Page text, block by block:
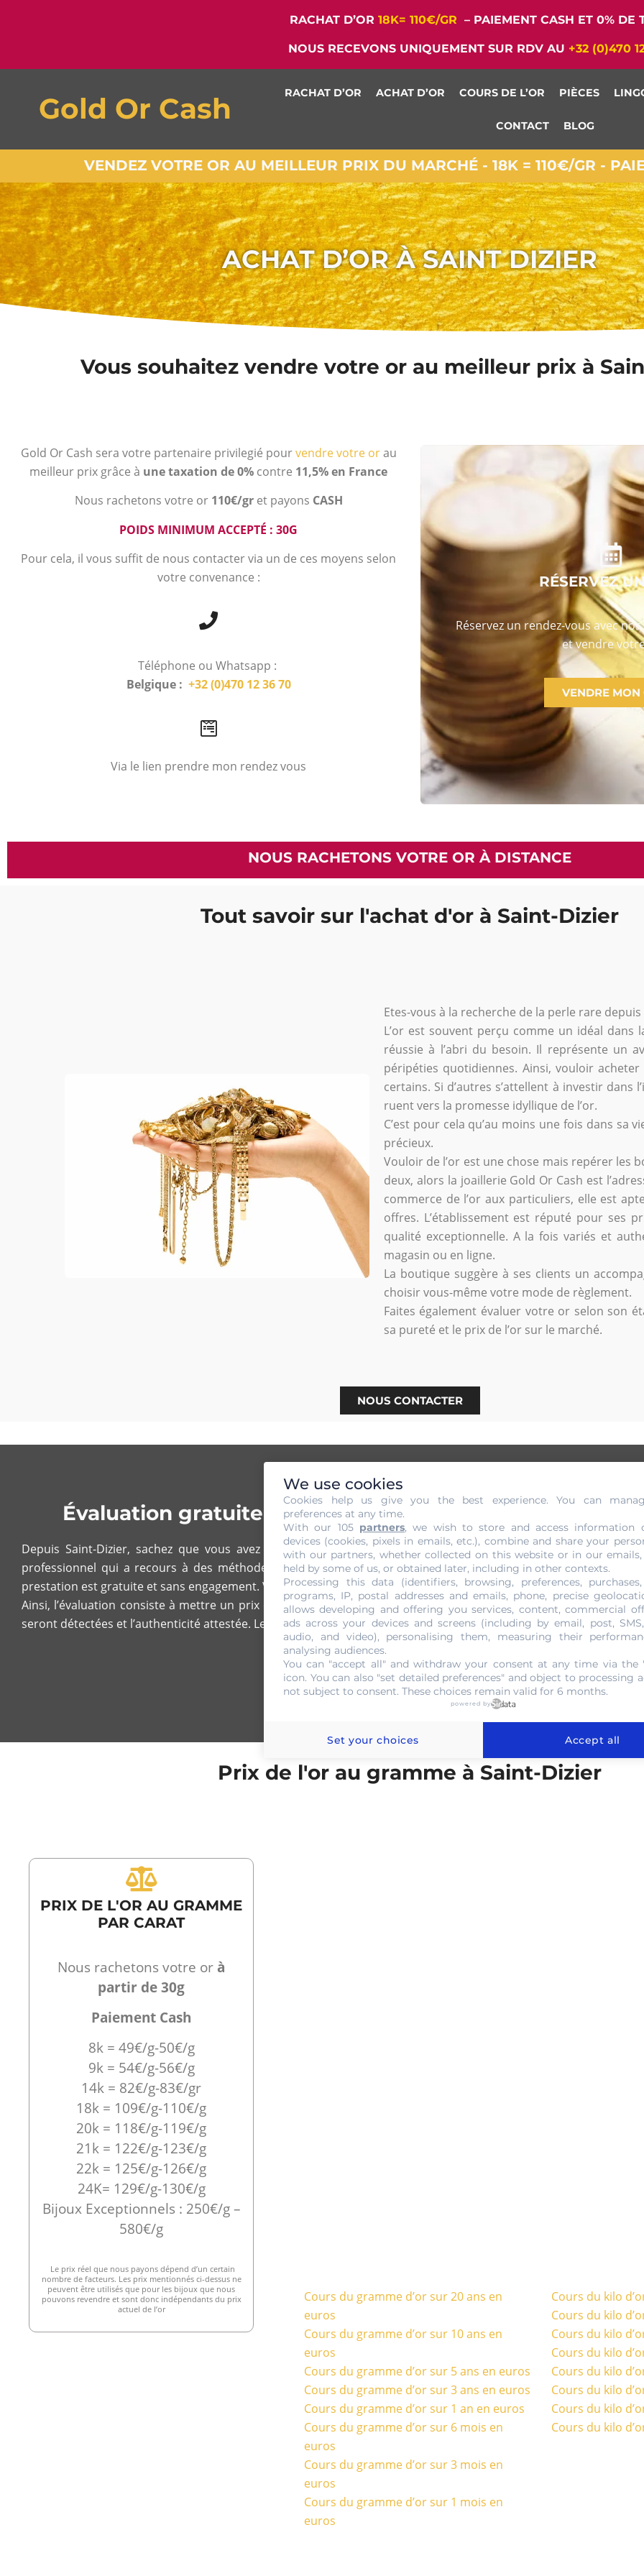
RACHAT D’OR 18K= 110€/GR – PAIEMENT CASH ET 0% DE
NOUS RECEVONS UNIQUEMENT SUR RDV AU +32 (0)470
Gold Or Cash RACHAT D’OR ACHAT D’OR COURS DE L’OR PIÈCES
CONTACT BLOG
VENDEZ VOTRE OR AU MEILLEUR PRIX DU MARCHÉ - 18K = 110€/GR -
ACHAT D’OR À SAINT DIZIER
Vous souhaitez vendre votre or au meilleur prix à
Gold Or Cash sera votre partenaire privilegié pourvendre votre orau
meilleur prix grâce à une taxation de 0% contre 11,5% en France
Nous rachetons votre or 110€/gr et payons CASH
POIDS MINIMUM ACCEPTÉ : 30G
Pour cela, il vous suffit de nous contacter via un de ces moyens selon
votre convenance :
Téléphone ou Whatsapp :
Belgique : +32 (0)470 12 36 70
Via le lien prendre mon rendez vous
RÉSERVEZ
Réservez un rendez-vous avec
et vendre
VENDRE MON
NOUS RACHETONS VOTRE OR À DISTANCE
Tout savoir sur l'achat d'or à Saint-Dizier
Etes-vous à la recherche de la perle rare
L’or est souvent perçu comme un idéal dans
réussie à l’abri du besoin. Il représente un
péripéties quotidiennes. Ainsi, vouloir
certains. Si d’autres s’attellent à investir dans
ruent vers la promesse idyllique de l’or.
C’est pour cela qu’au moins une fois dans
précieux.
Vouloir de l’or est une chose mais repérer les
deux, alors la joaillerie Gold Or Cash est
commerce de l’or aux particuliers, elle est
offres. L’établissement est réputé pour ses
qualité exceptionnelle. A la fois variés et
magasin ou en ligne.
La boutique suggère à ses clients un
choisir vous-même votre mode de règlement.
Faites également évaluer votre or selon son
sa pureté et le prix de l’or sur le marché.
NOUS CONTACTER
Évaluation gratuite et sans Engagement de votre Or à
Depuis Saint-Dizier, sachez que vous avez la possibilité de faire évaluer votre or auprès de la joaillerie
professionnel qui a recours à des méthodes spécifiques très sophistiquées. Le processus fait appel à
prestation est gratuite et sans engagement. Vous pouvez avoir l’œil sur son déroulement intégral qui se fait en
Ainsi, l’évaluation consiste à mettre un prix estimatif sur votre or en y effectuant un examen approfondi sur
seront détectées et l’authenticité attestée. Le
cours actuelde l’or sur le marché viendra finaliser l’étude.
NOUS CONTACTER
Prix de l'or au gramme à Saint-Dizier
PRIX DE L'OR AU GRAMME
PAR CARAT
Nous rachetons votre orà
partir de 30g
Paiement Cash
8k = 49€/g-50€/g
9k = 54€/g-56€/g
14k = 82€/g-83€/gr
18k = 109€/g-110€/g
20k = 118€/g-119€/g
21k = 122€/g-123€/g
22k = 125€/g-126€/g
24K= 129€/g-130€/g
Bijoux Exceptionnels : 250€/g –
580€/g
Le prix réel que nous payons dépend d’un certain
nombre de facteurs. Les prix mentionnés ci-dessus ne
peuvent être utilisés que pour les bijoux que nous
pouvons revendre et sont donc indépendants du prix
actuel de l’or
Cours du gramme d’or sur 20 ans en
euros
Cours du gramme d’or sur 10 ans en
euros
Cours du gramme d’or sur 5 ans en euros
Cours du gramme d’or sur 3 ans en euros
Cours du gramme d’or sur 1 an en euros
Cours du gramme d’or sur 6 mois en
euros
Cours du gramme d’or sur 3 mois en
euros
Cours du gramme d’or sur 1 mois en
euros
Cours du kilo
Cours du kilo
Cours du kilo
Cours du kilo
Cours du kilo
Cours du kilo
Cours du kilo
Cours du kilo
We use cookies
Cookies help us give you the best experience. You can
preferences at any time.
With our 105 partners, we wish to store and access information
devices (cookies, pixels in emails, etc.), combine and share your
with our partners, whether collected on this website or in our emails,
held by some of us, or obtained later, including in other contexts.
Processing this data (identifiers, browsing, preferences,
programs, IP, postal addresses and emails, phone, precise
allows developing and offering you services, content, commercial
ads across your devices and screens (including by email, post,
audio, and video), personalising them, measuring their
analysing audiences.
You can "accept all" and withdraw your consent at any time via the
icon. You can also "set detailed preferences" and object to processing
not subject to consent. These choices remain valid for 6 months.
powered by
Set your choices Accept all